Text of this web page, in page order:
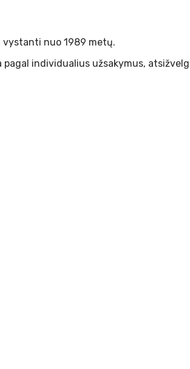
vystanti nuo 1989 metų.
individualius užsakymus,